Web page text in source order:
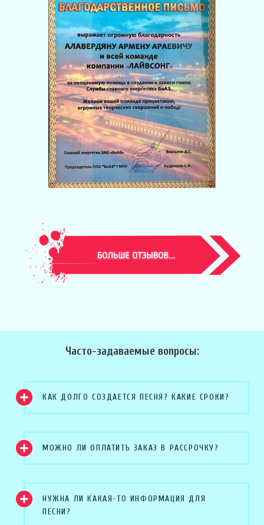
Часто-задаваемые вопросы:
КАК ДОЛГО СОЗДАЕТСЯ ПЕСНЯ? КАКИЕ СРОКИ?
МОЖНО ЛИ ОПЛАТИТЬ ЗАКАЗ В РАССРОЧКУ?
НУЖНА ЛИ КАКАЯ-ТО ИНФОРМАЦИЯ ДЛЯ
ПЕСНИ?